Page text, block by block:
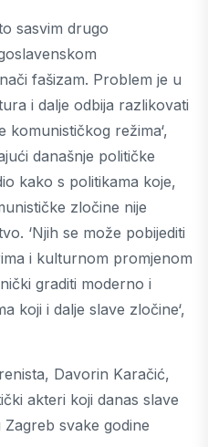
sasvim drugo
fašizam. Problem je u
i dalje odbija razlikovati
režima‘,
današnje političke
kako s politikama koje,
zločine nije
‘Njih se može pobijediti
i kulturnom promjenom
graditi moderno i
koji i dalje slave zločine‘,
Davorin Karačić,
akteri koji danas slave
svake godine